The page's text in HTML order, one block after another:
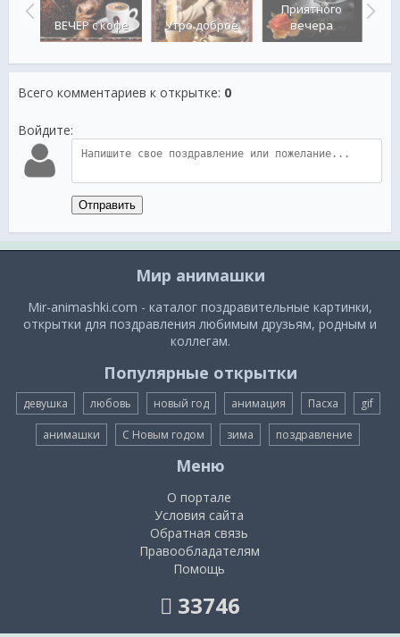
ВЕЧЕР с кофе Утро доброе
Приятного
вечера
Всего комментариев к открытке: 0
Войдите:
Отправить
Мир анимашки
Mir-animashki.com - каталог поздравительные картинки,
открытки для поздравления любимым друзьям, родным и
коллегам.
Популярные открытки
девушка любовь новый год анимация Пасха gif
анимашки С Новым годом зима поздравление
Меню
О портале
Условия сайта
Обратная связь
Правообладателям
Помощь
33746